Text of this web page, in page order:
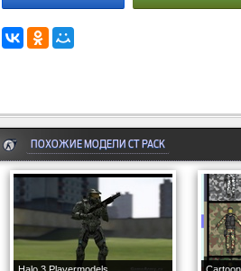
ПОХОЖИЕ МОДЕЛИ CT PACK